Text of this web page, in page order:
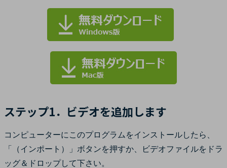
ステップ1．ビデオを追加します
コンピューターにこのプログラムをインストールしたら、
「（インポート）」ボタンを押すか、ビデオファイルをドラ
ッグ＆ドロップして下さい。